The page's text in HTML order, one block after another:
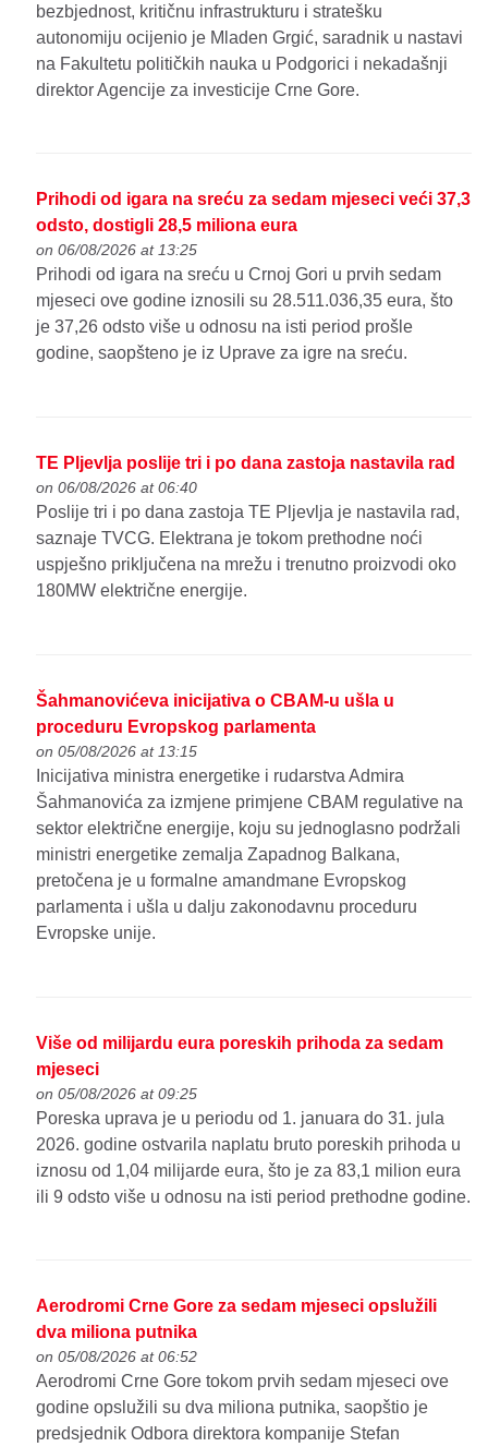
bezbjednost, kritičnu infrastrukturu i stratešku
autonomiju ocijenio je Mladen Grgić, saradnik u nastavi
na Fakultetu političkih nauka u Podgorici i nekadašnji
direktor Agencije za investicije Crne Gore.
Prihodi od igara na sreću za sedam mjeseci veći 37,3
odsto, dostigli 28,5 miliona eura
on 06/08/2026 at 13:25
Prihodi od igara na sreću u Crnoj Gori u prvih sedam
mjeseci ove godine iznosili su 28.511.036,35 eura, što
je 37,26 odsto više u odnosu na isti period prošle
godine, saopšteno je iz Uprave za igre na sreću.
TE Pljevlja poslije tri i po dana zastoja nastavila rad
on 06/08/2026 at 06:40
Poslije tri i po dana zastoja TE Pljevlja je nastavila rad,
saznaje TVCG. Elektrana je tokom prethodne noći
uspješno priključena na mrežu i trenutno proizvodi oko
180MW električne energije.
Šahmanovićeva inicijativa o CBAM-u ušla u
proceduru Evropskog parlamenta
on 05/08/2026 at 13:15
Inicijativa ministra energetike i rudarstva Admira
Šahmanovića za izmjene primjene CBAM regulative na
sektor električne energije, koju su jednoglasno podržali
ministri energetike zemalja Zapadnog Balkana,
pretočena je u formalne amandmane Evropskog
parlamenta i ušla u dalju zakonodavnu proceduru
Evropske unije.
Više od milijardu eura poreskih prihoda za sedam
mjeseci
on 05/08/2026 at 09:25
Poreska uprava je u periodu od 1. januara do 31. jula
2026. godine ostvarila naplatu bruto poreskih prihoda u
iznosu od 1,04 milijarde eura, što je za 83,1 milion eura
ili 9 odsto više u odnosu na isti period prethodne godine.
Aerodromi Crne Gore za sedam mjeseci opslužili
dva miliona putnika
on 05/08/2026 at 06:52
Aerodromi Crne Gore tokom prvih sedam mjeseci ove
godine opslužili su dva miliona putnika, saopštio je
predsjednik Odbora direktora kompanije Stefan